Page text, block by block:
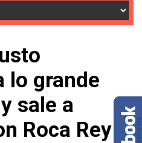
lo grande
sale a
Roca Rey